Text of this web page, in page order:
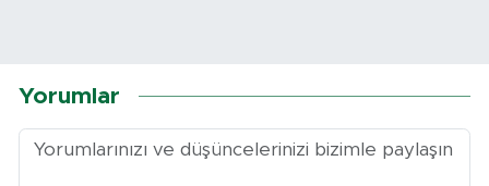
Yorumlar